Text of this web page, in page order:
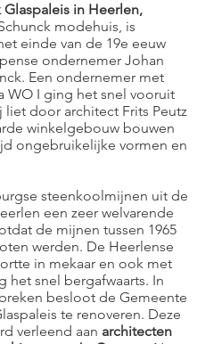
Glaspaleis in Heerlen,
modehuis, is
einde van de 19e eeuw
ondernemer Johan
Een ondernemer met
WO I ging het snel vooruit
liet door architect Frits Peutz
winkelgebouw bouwen
ongebruikelijke vormen en
steenkoolmijnen uit de
een zeer welvarende
de mijnen tussen 1965
werden. De Heerlense
in mekaar en ook met
het snel bergafwaarts. In
besloot de Gemeente
te renoveren. Deze
verleend aan architecten